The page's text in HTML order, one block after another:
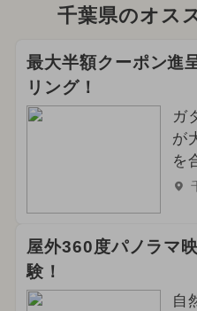
千葉県のオス
最大半額クーポン進
リング！
ガ
が
を
屋外360度パノラマ
験！
自